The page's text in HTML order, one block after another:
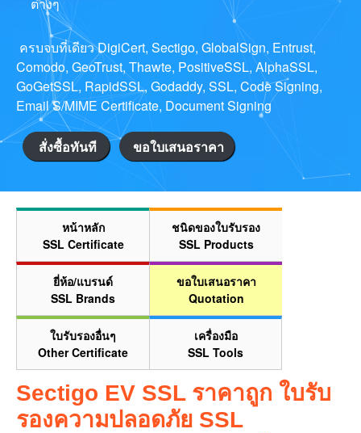
ครบจบที่เดียว DigiCert, Sectigo, GlobalSign, Entrust,
Comodo, GeoTrust, Thawte, PositiveSSL, AlphaSSL,
GoGetSSL, RapidSSL, Godaddy, SSL, Code Signing,
Email S/MIME Certificate, Document Signing
สั่งซื้อทันที ขอใบเสนอราคา
หน้าหลัก
SSL Certificate
ชนิดของใบรับรอง
SSL Products
ยี่ห้อ/แบรนด์
SSL Brands
ขอใบเสนอราคา
Quotation
ใบรับรองอื่นๆ
Other Certificate
เครื่องมือ
SSL Tools
Sectigo EV SSL ราคาถูก ใบรับ
รองความปลอดภัย SSL